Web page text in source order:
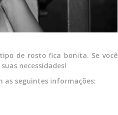
de rosto fica bonita. Se você
necessidades!
as seguintes informações: